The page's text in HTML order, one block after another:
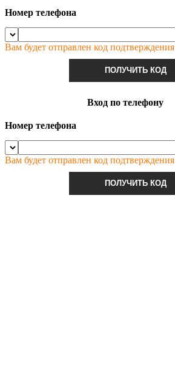
Номер телефона
Вам будет отправлен код подтверждения
ПОЛУЧИТЬ КОД
Вход по телефону
Номер телефона
Вам будет отправлен код подтверждения
ПОЛУЧИТЬ КОД